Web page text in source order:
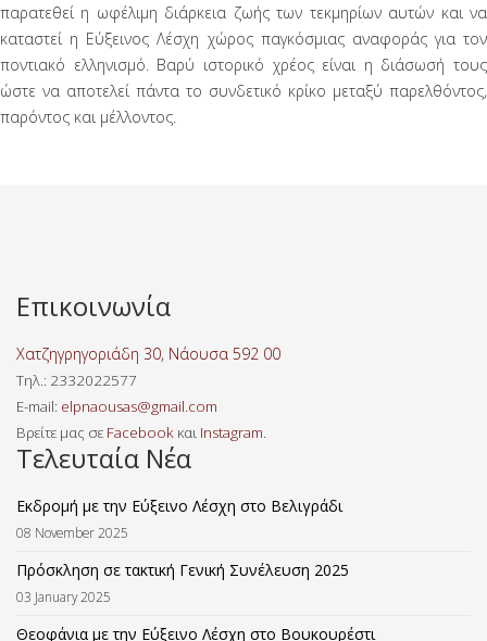
παρατεθεί η ωφέλιμη διάρκεια ζωής των τεκμηρίων αυτών και να
καταστεί η Εύξεινος Λέσχη χώρος παγκόσμιας αναφοράς για τον
ποντιακό ελληνισμό. Βαρύ ιστορικό χρέος είναι η διάσωσή τους
ώστε να αποτελεί πάντα το συνδετικό κρίκο μεταξύ παρελθόντος,
παρόντος και μέλλοντος.
Επικοινωνία
Χατζηγρηγοριάδη 30, Νάουσα 592 00
Τηλ.: 2332022577
E-mail: elpnaousas@gmail.com
Βρείτε μας σε Facebook και Instagram.
Τελευταία Νέα
Εκδρομή με την Εύξεινο Λέσχη στο Βελιγράδι
08 November 2025
Πρόσκληση σε τακτική Γενική Συνέλευση 2025
03 January 2025
Θεοφάνια με την Εύξεινο Λέσχη στο Βουκουρέστι